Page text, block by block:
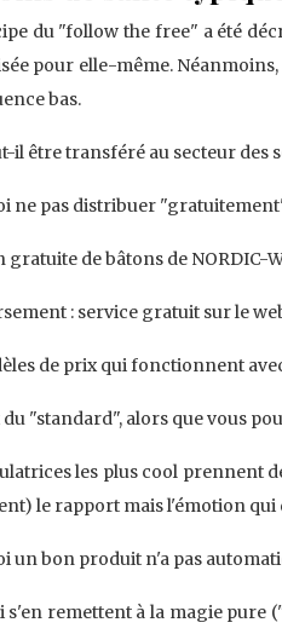
du "follow the free" a été
pour elle-même.
bas.
il être transféré au secteur des
ne pas distribuer
gratuite de bâtons de NORDIC-
: service gratuit sur le
de prix qui fonctionnent
du "standard", alors que vous
les plus cool prennent
le rapport mais l'émotion
un bon produit n'a pas
s'en remettent à la magie pure